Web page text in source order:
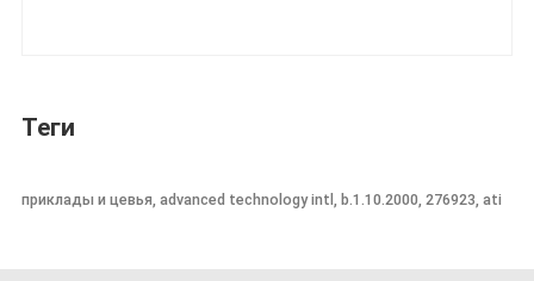
Теги
приклады и цевья, advanced technology intl, b.1.10.2000, 276923, ati